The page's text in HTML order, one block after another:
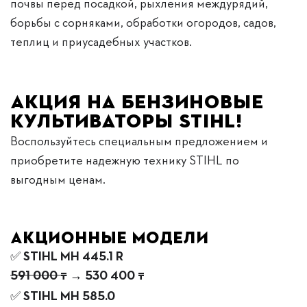
борьбы с сорняками, обработки огородов, садов,
теплиц и приусадебных участков.
Акция на бензиновые
культиваторы STIHL!
Воспользуйтесь специальным предложением и
приобретите надежную технику STIHL по
выгодным ценам.
Акционные модели
✅STIHL MH 445.1 R
591 000 ₸ → 530 400 ₸
✅STIHL MH 585.0